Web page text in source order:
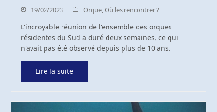
19/02/2023 Orque,Où les rencontrer ?
L'incroyable réunion de l'ensemble des orques
résidentes du Sud a duré deux semaines, ce qui
n'avait pas été observé depuis plus de 10 ans.
Lire la suite